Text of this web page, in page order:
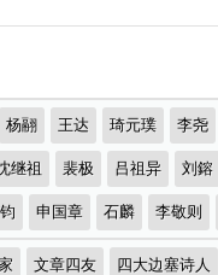
杨翮 王达 琦元璞 李尧
继祖 裴极 吕祖异 刘鎔
申国章 石麟 李敬则
文章四友 四大边塞诗人